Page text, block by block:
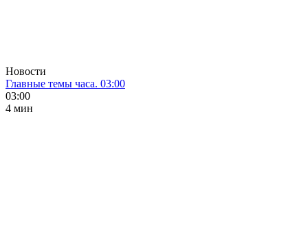
Новости
Главные темы часа. 03:00
03:00
4 мин